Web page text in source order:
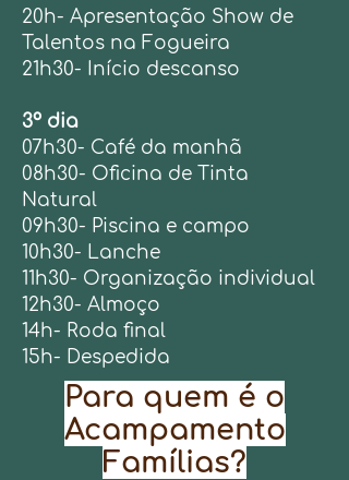
20h- Apresentação Show de
Talentos na Fogueira
21h30- Início descanso
3º dia
07h30- Café da manhã
08h30- Oficina de Tinta
Natural
09h30- Piscina e campo
10h30- Lanche
11h30- Organização individual
12h30- Almoço
14h- Roda final
15h- Despedida
Para quem é o
Acampamento
Famílias?